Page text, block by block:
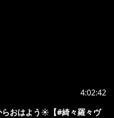
4:02:42
らおはよう☀️【#綺々羅々ヴ